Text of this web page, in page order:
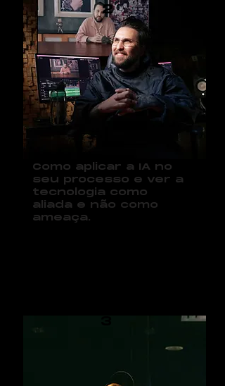
Como aplicar a IA no
seu processo e ver a
tecnologia como
aliada e não como
ameaça.
2